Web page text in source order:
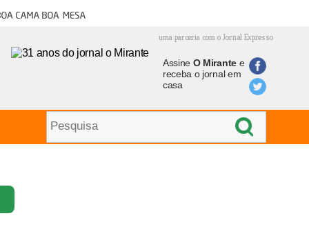
cama boa mesa
uma parceria com o Jornal Expresso
Assine O Mirantee
receba o jornal em
casa